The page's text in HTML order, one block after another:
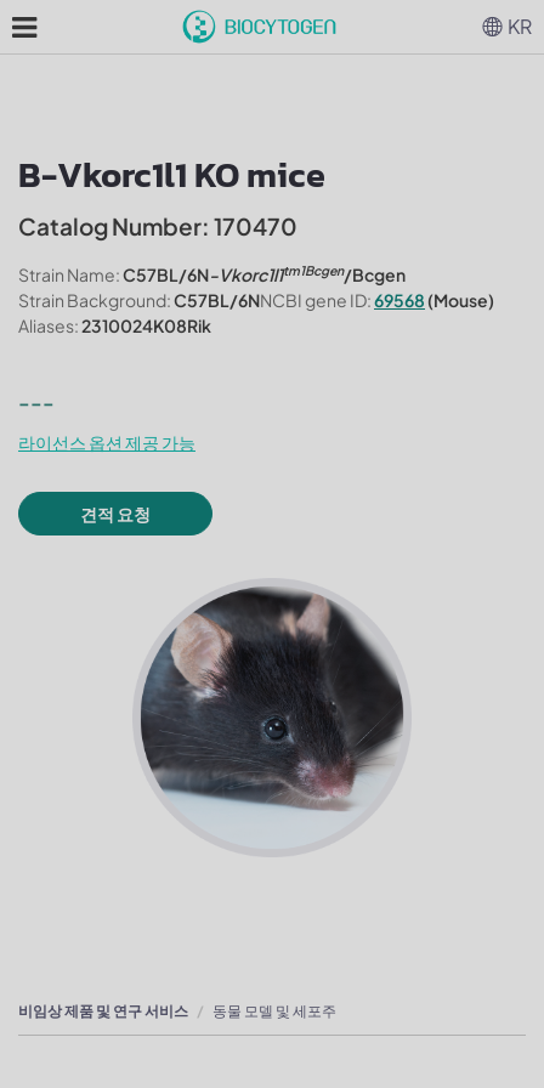
B-Vkorc1l1 KO mice
Catalog Number: 170470
Strain Name:C57BL/6N-Vkorc1l1tm1Bcgen/Bcgen
Strain Background:C57BL/6NNCBI gene ID:69568 (Mouse)
Aliases:2310024K08Rik
---
라이선스 옵션 제공 가능
견적 요청
비임상 제품 및 연구 서비스 동물 모델 및 세포주
KR